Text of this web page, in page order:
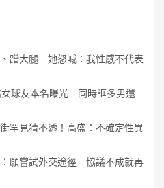
蹭大腿 她怒喊：我性感不代表
女球友本名曝光 同時誆多男還
罕見猜不透！高盛：不確定性異
願嘗試外交途徑 協議不成就再